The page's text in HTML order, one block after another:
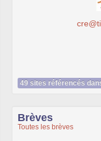
49 sites référencés
Brèves
Toutes les brèves